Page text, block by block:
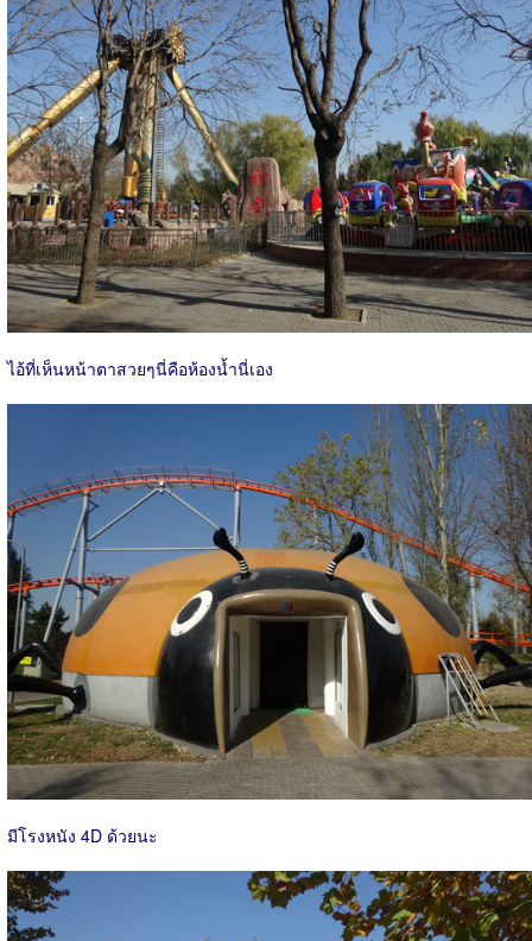
ไอ้ที่เห็นหน้าตาสวยๆนี่คือห้องน้ำนี่เอง
มีโรงหนัง 4D ด้วยนะ